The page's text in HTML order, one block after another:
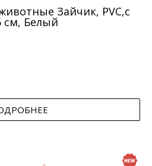
Зайчик, PVC,с
см, Белый